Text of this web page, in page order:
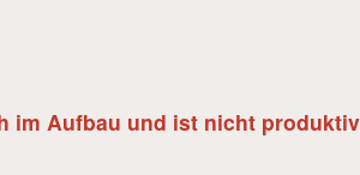
im Aufbau und ist nicht